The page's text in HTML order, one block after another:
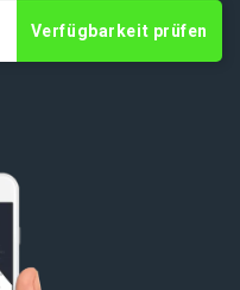
Verfügbarkeit prüfen